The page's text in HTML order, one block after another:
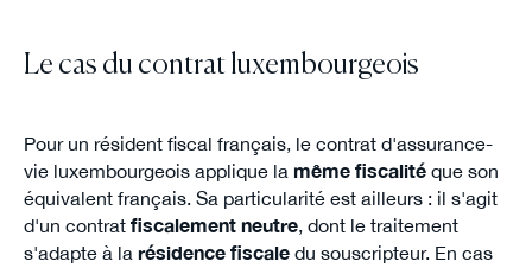
Le cas du contrat luxembourgeois
Pour un résident fiscal français, le contrat d'assurance-
vie luxembourgeois applique la même fiscalitéque son
équivalent français. Sa particularité est ailleurs : il s'agit
d'un contrat fiscalement neutre, dont le traitement
s'adapte à la résidence fiscaledu souscripteur. En cas